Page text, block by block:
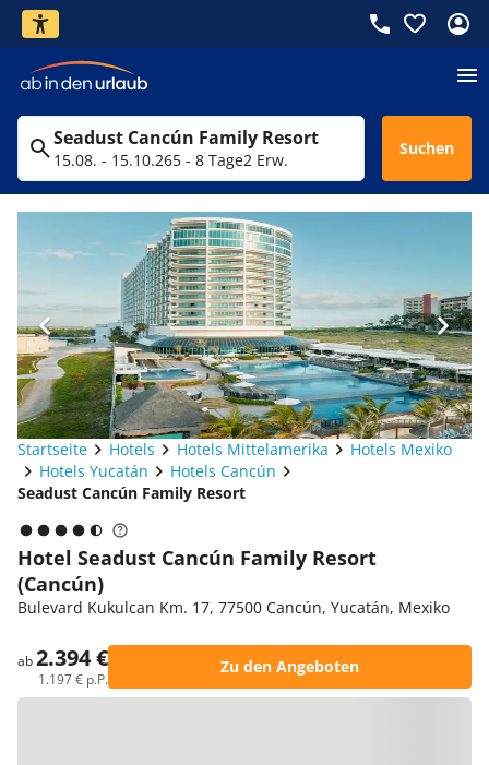
Seadust Cancún Family Resort
15.08. - 15.10.265 - 8 Tage2 Erw.
Suchen
Startseite Hotels Hotels Mittelamerika
Hotels Mexiko
Hotels Yucatán
Hotels Cancún
Seadust Cancún Family Resort
Hotel Seadust Cancún Family Resort
(Cancún)
Bulevard Kukulcan Km. 17, 77500 Cancún, Yucatán, Mexiko
ab2.394 €
1.197 € p.P.
Zu den Angeboten